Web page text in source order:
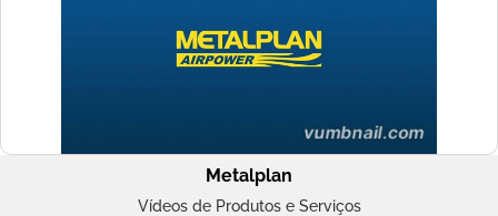
Metalplan
Vídeos de Produtos e Serviços